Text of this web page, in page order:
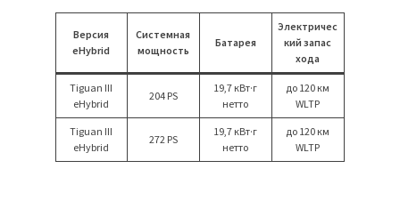
Версия
eHybrid
Системная
мощность
Батарея
Электричес
кий запас
хода
Tiguan III
eHybrid
204 PS
19,7 кВт·г
нетто
до 120 км
WLTP
Tiguan III
eHybrid
272 PS
19,7 кВт·г
нетто
до 120 км
WLTP